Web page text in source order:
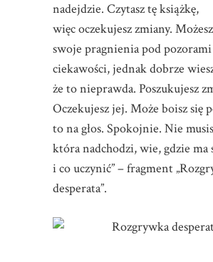
nadejdzie. Czytasz tę książkę,
więc oczekujesz zmiany.
swoje pragnienia pod
ciekawości, jednak dobrze
że to nieprawda. Poszukujesz
Oczekujesz jej. Może boisz się
to na głos. Spokojnie. Nie
która nadchodzi, wie, gdzie ma
i co uczynić” – fragment
desperata”.